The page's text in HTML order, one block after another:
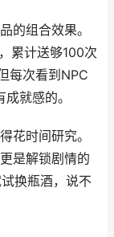
的组合效果。
累计送够100次
每次看到NPC
就感的。
花时间研究。
是解锁剧情的
换瓶酒，说不